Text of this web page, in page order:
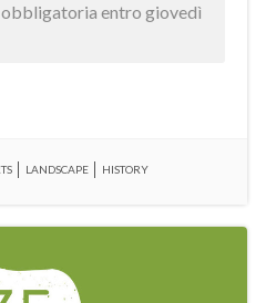
entro giovedì
LANDSCAPE HISTORY